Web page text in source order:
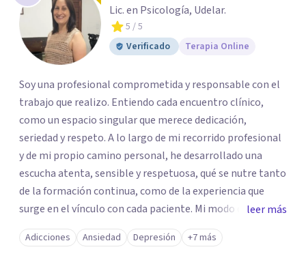
Lic. en Psicología, Udelar.
5 / 5
Verificado
Terapia Online
Soy una profesional comprometida y responsable con el
trabajo que realizo. Entiendo cada encuentro clínico,
como un espacio singular que merece dedicación,
seriedad y respeto. A lo largo de mi recorrido profesional
y de mi propio camino personal, he desarrollado una
escucha atenta, sensible y respetuosa, qué se nutre tanto
de la formación continua, como de la experiencia que
surge en el vínculo con cada paciente. Mi modo de
acompañar se fundamenta en la empatía, la presencia y
el respeto por los tiempos subjetivos, reconociendo que
leer más
Adicciones Ansiedad Depresión +7 más